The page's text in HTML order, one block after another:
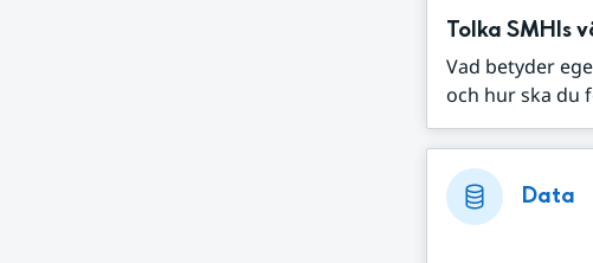
Tolka SMHIs
Vad betyder
och hur ska du
Data